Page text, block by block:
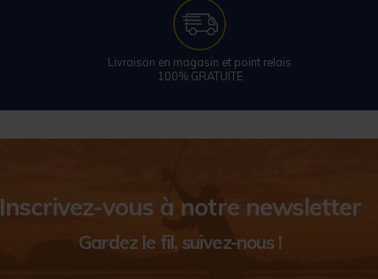
Livraison en magasin et point relais
100% GRATUITE
Inscrivez-vous à notre newsletter
Gardez le fil, suivez-nous !